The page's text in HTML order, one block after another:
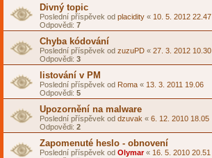
Divný topic
Poslední příspěvek od placidity « 10. 5. 2012 22.47
Odpovědi: 7
Chyba kódování
Poslední příspěvek od zuzuPD « 27. 3. 2012 10.30
Odpovědi: 3
listování v PM
Poslední příspěvek od Roma « 13. 3. 2011 19.06
Odpovědi: 5
Upozornění na malware
Poslední příspěvek od dzuvak « 6. 12. 2010 18.05
Odpovědi: 2
Zapomenuté heslo - obnovení
Poslední příspěvek od Olymar« 16. 5. 2010 20.51